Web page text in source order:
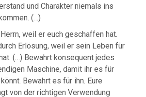
und Charakter niemals ins
(…)
weil er euch geschaffen hat.
Erlösung, weil er sein Leben für
(…) Bewahrt konsequent jedes
Maschine, damit ihr es für
Bewahrt es für ihn. Eure
von der richtigen Verwendung